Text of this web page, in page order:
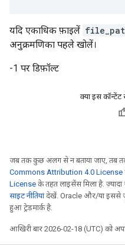
यदि एकाधिक फ़ाइलें
अनुक्रमणिका पहले खोलें।
-1 पर डिफ़ॉल्ट
क्या इस
जब तक कुछ अलग से न बताया जाए, तब
Commons Attribution 4.0 License
License के तहत लाइसेंस मिला है. ज़्यादा
साइट नीतियांदेखें. Oracle और/या इससे
हुआ ट्रेडमार्क है.
आखिरी बार 2026-02-18 (UTC) को